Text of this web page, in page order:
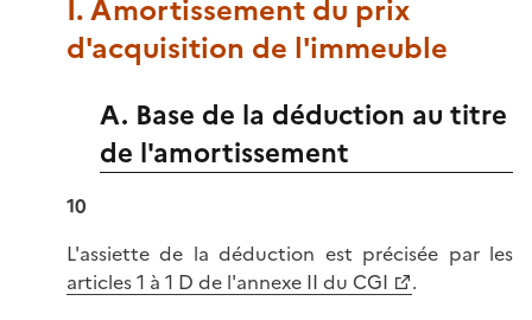
I. Amortissement du prix
d'acquisition de l'immeuble
A. Base de la déduction au titre
de l'amortissement
10
L'assiette de la déduction est précisée par les
articles 1 à 1 D de l'annexe II du CGI
.